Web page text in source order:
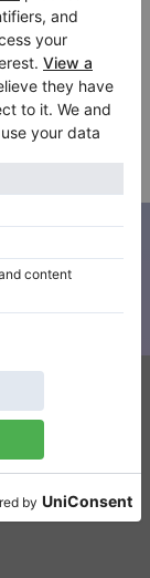
Prijs vragen
nieuws